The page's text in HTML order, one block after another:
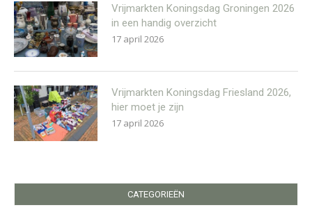
Vrijmarkten Koningsdag Groningen 2026
in een handig overzicht
17 april 2026
Vrijmarkten Koningsdag Friesland 2026,
hier moet je zijn
17 april 2026
CATEGORIEËN